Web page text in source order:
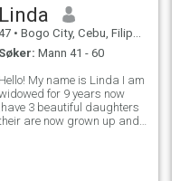
Linda
• Bogo City, Cebu, Filippinene
Søker: Mann 41 - 60
Hello! My name is Linda I am
for 9 years now
,have 3 beautiful daughters
are now grown up and